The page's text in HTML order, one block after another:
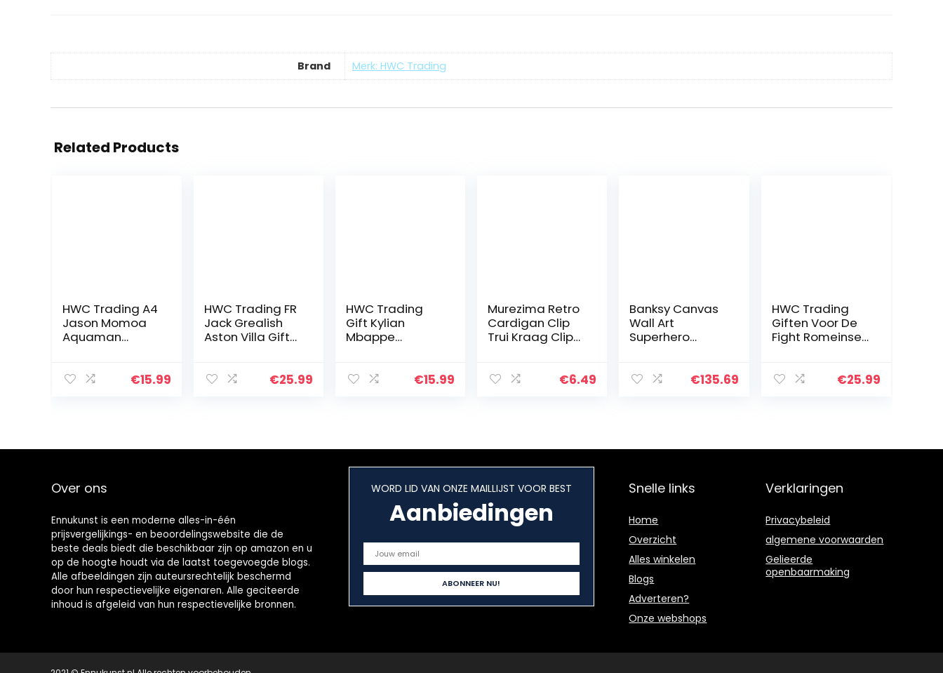
Brand Merk: HWC Trading
Related Products
HWC Trading A4
Jason Momoa
Aquaman
ondertekende
Fans
€15.99
HWC Trading FR
Jack Grealish
Aston Villa Gifts
Autograph Foto
€25.99
HWC Trading
Gift Kylian
Mbappe
Handtekeningen
€15.99
Murezima Retro
Cardigan Clip
Trui Kraag Clip
Rug Broche
€6.49
Banksy Canvas
Wall Art
Superhero
Art Prints
€135.69
HWC Trading
Giften Voor De
Fight Romeinse
Ontworpen €25.99
Over ons
Ennukunst is een moderne alles-in-één
prijsvergelijkings- en beoordelingswebsite die de
beste deals biedt die beschikbaar zijn op amazon en u
op de hoogte houdt via de laatst toegevoegde blogs.
Alle afbeeldingen zijn auteursrechtelijk beschermd
door hun respectievelijke eigenaren. Alle geciteerde
inhoud is afgeleid van hun respectievelijke bronnen.
WORD LID VAN ONZE MAILLIJST VOOR BEST
Aanbiedingen
Snelle links
Home
Overzicht
Alles winkelen
Blogs
Adverteren?
Onze webshops
Verklaringen
Privacybeleid
algemene voorwaarden
Gelieerde
openbaarmaking